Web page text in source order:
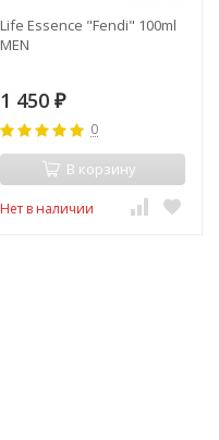
Life Essence "Fendi" 100ml
MEN
1 450 ₽
0
В корзину
Нет в наличии